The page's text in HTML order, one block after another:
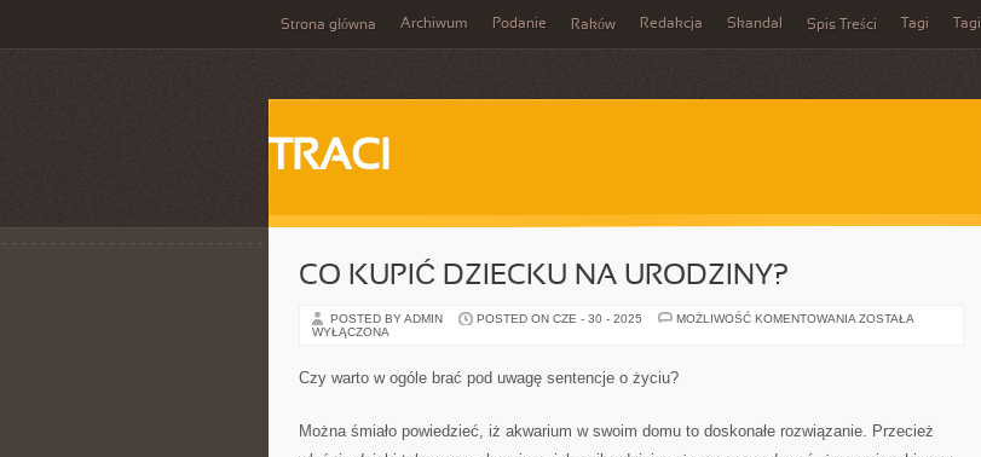
Strona główna Archiwum Podanie Raków Redakcja Skandal Spis Treści Tagi Tagi
TRACI
CO KUPIĆ DZIECKU NA URODZINY?
POSTED BY ADMIN POSTED ON CZE - 30 - 2025 MOŻLIWOŚĆ KOMENTOWANIA CO
ZOSTAŁA
WYŁĄCZONA
Czy warto w ogóle brać pod uwagę sentencje o życiu?
Można śmiało powiedzieć, iż akwarium w swoim domu to doskonałe rozwiązanie. Przecież